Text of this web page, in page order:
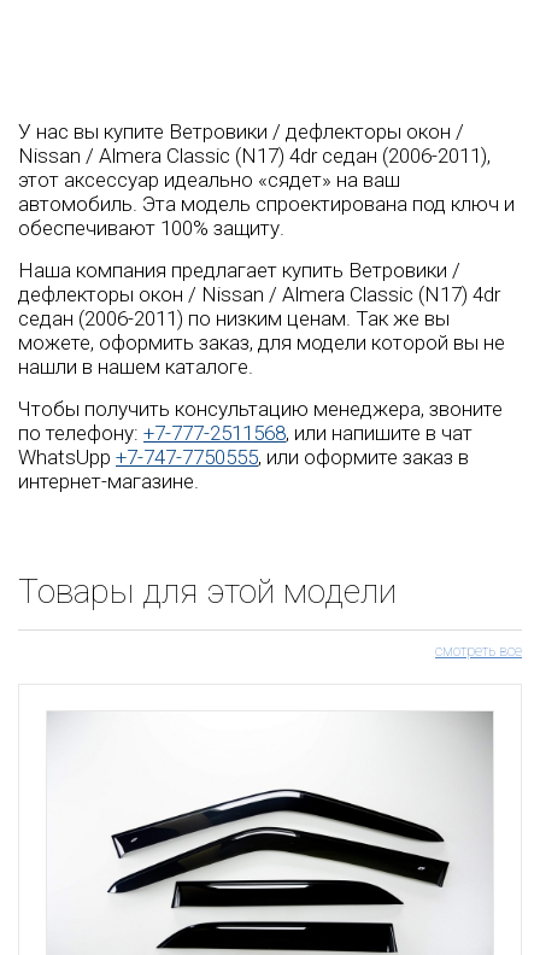
У нас вы купите Ветровики / дефлекторы окон /
Nissan / Almera Classic (N17) 4dr седан (2006-2011),
этот аксессуар идеально «сядет» на ваш
автомобиль. Эта модель спроектирована под ключ и
обеспечивают 100% защиту.
Наша компания предлагает купить Ветровики /
дефлекторы окон / Nissan / Almera Classic (N17) 4dr
седан (2006-2011) по низким ценам. Так же вы
можете, оформить заказ, для модели которой вы не
нашли в нашем каталоге.
Чтобы получить консультацию менеджера, звоните
по телефону: +7-777-2511568, или напишите в чат
WhatsUpp +7-747-7750555, или оформите заказ в
интернет-магазине.
Товары для этой модели
смотреть все